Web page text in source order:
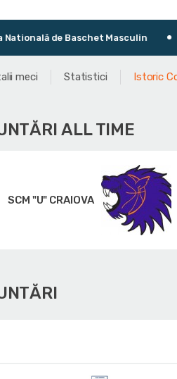
de Baschet Masculin Faza I
meci Statistici Istoric
ALL TIME
SCM "U" CRAIOVA